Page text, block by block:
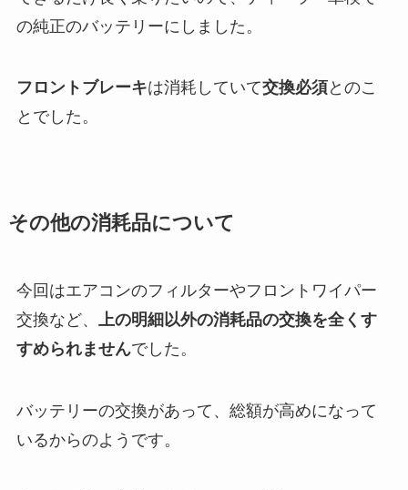
の純正のバッテリーにしました。
フロントブレーキは消耗していて交換必須とのこ
とでした。
その他の消耗品について
今回はエアコンのフィルターやフロントワイパー
交換など、 上の明細以外の消耗品の交換を全くす
すめられませんでした。
バッテリーの交換があって、総額が高めになって
いるからのようです。